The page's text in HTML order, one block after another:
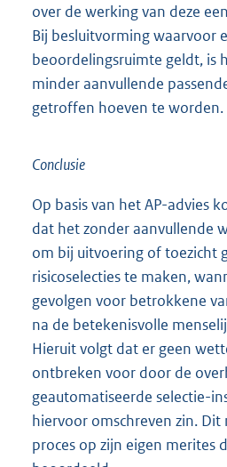
over de werking van deze
Bij besluitvorming waarvoor
beoordelingsruimte geldt, is
minder aanvullende
getroffen hoeven te worden.
Conclusie
Op basis van het AP-advies
dat het zonder aanvullende
om bij uitvoering of toezicht
risicoselecties te maken,
gevolgen voor betrokkene
na de betekenisvolle
Hieruit volgt dat er geen
ontbreken voor door de
geautomatiseerde selectie-
hiervoor omschreven zin.
proces op zijn eigen merites